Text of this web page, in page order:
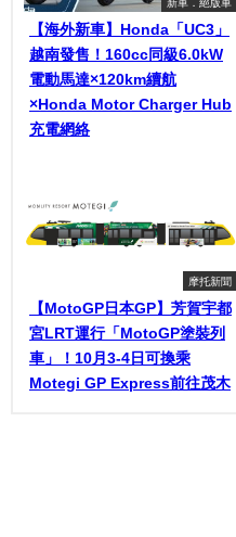
新車．絕版車
【海外新車】Honda「UC3」
越南發售！160cc同級6.0kW
電動馬達×120km續航
×Honda Motor Charger Hub
充電網絡
摩托新聞
【MotoGP日本GP】芳賀宇都
宮LRT運行「MotoGP塗裝列
車」！10月3-4日可換乘
Motegi GP Express前往茂木